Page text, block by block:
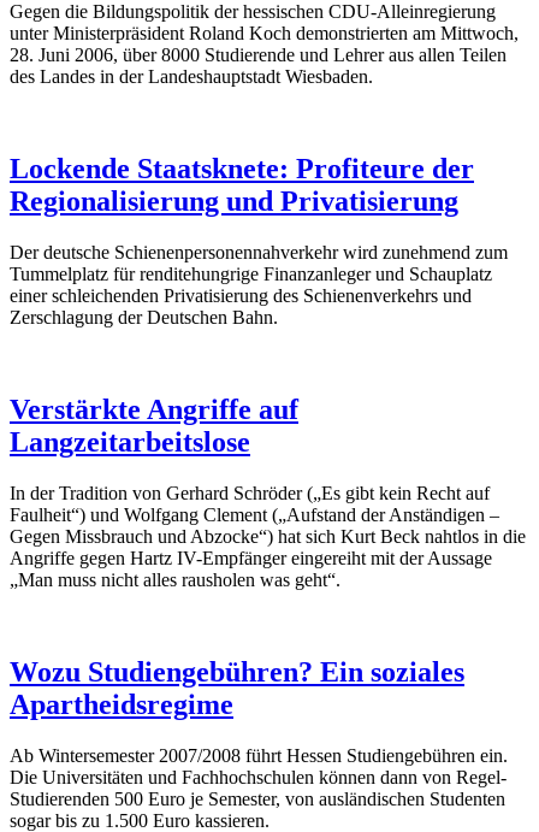
Gegen die Bildungspolitik der hessischen CDU-Alleinregierung
unter Ministerpräsident Roland Koch demonstrierten am Mittwoch,
28. Juni 2006, über 8000 Studierende und Lehrer aus allen Teilen
des Landes in der Landeshauptstadt Wiesbaden.
Lockende Staatsknete: Profiteure der
Regionalisierung und Privatisierung
Der deutsche Schienenpersonennahverkehr wird zunehmend zum
Tummelplatz für renditehungrige Finanzanleger und Schauplatz
einer schleichenden Privatisierung des Schienenverkehrs und
Zerschlagung der Deutschen Bahn.
Verstärkte Angriffe auf
Langzeitarbeitslose
In der Tradition von Gerhard Schröder („Es gibt kein Recht auf
Faulheit“) und Wolfgang Clement („Aufstand der Anständigen –
Gegen Missbrauch und Abzocke“) hat sich Kurt Beck nahtlos in die
Angriffe gegen Hartz IV-Empfänger eingereiht mit der Aussage
„Man muss nicht alles rausholen was geht“.
Wozu Studiengebühren? Ein soziales
Apartheidsregime
Ab Wintersemester 2007/2008 führt Hessen Studiengebühren ein.
Die Universitäten und Fachhochschulen können dann von Regel-
Studierenden 500 Euro je Semester, von ausländischen Studenten
sogar bis zu 1.500 Euro kassieren.